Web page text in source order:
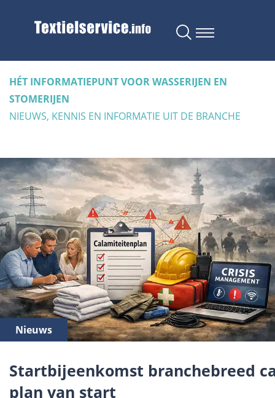
HÉT INFORMATIEPUNT VOOR WASSERIJEN EN
STOMERIJEN
NIEUWS, KENNIS EN INFORMATIE UIT DE BRANCHE
Nieuws
Startbijeenkomst branchebreed
plan van start